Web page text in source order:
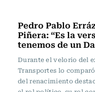
Pedro Pablo
Piñera: “Es la
tenemos de un
Durante el velorio del
Transportes lo
del renacimiento